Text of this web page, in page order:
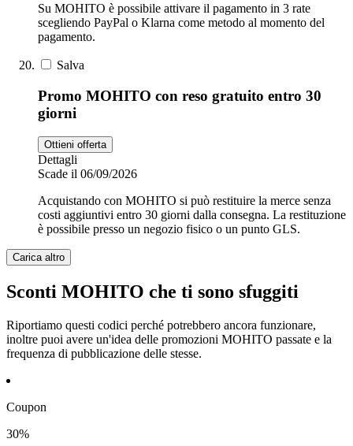
Su MOHITO è possibile attivare il pagamento in 3 rate
scegliendo PayPal o Klarna come metodo al momento del
pagamento.
Salva
Promo MOHITO con reso gratuito entro 30
giorni
Ottieni offerta
Dettagli
Scade il 06/09/2026
Acquistando con MOHITO si può restituire la merce senza
costi aggiuntivi entro 30 giorni dalla consegna. La restituzione
è possibile presso un negozio fisico o un punto GLS.
Carica altro
Sconti MOHITO che ti sono sfuggiti
Riportiamo questi codici perché potrebbero ancora funzionare,
inoltre puoi avere un'idea delle promozioni MOHITO passate e la
frequenza di pubblicazione delle stesse.
Coupon
30%